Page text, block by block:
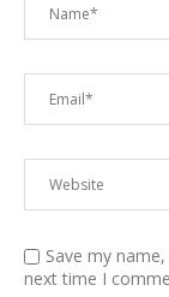
Save my
next time I